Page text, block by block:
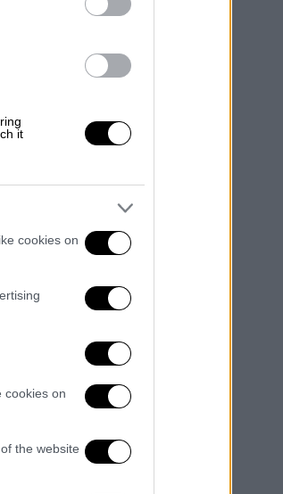
it
cookies on
cookies on
the website